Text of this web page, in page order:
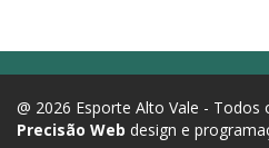
@ 2026 Esporte Alto Vale -
Precisão Web design e